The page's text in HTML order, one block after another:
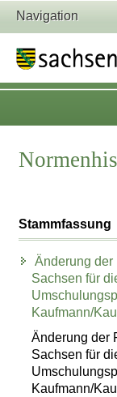
Navigation
Stammfassung
Änderung der
Sachsen für
Kaufmann/
Änderung der
Sachsen für
Kaufmann/